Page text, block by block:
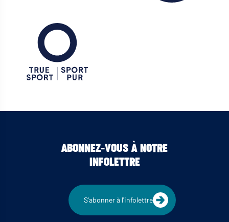
ABONNEZ-VOUS À NOTRE
INFOLETTRE
S'abonner à l'infolettre